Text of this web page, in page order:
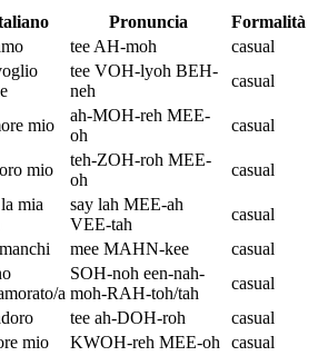
Pronuncia
Formalità
tee AH-moh
casual
tee VOH-lyoh BEH-
neh
casual
mio
ah-MOH-reh MEE-
oh
casual
mio
teh-ZOH-roh MEE-
oh
casual
mia
say lah MEE-ah
VEE-tah
casual
mee MAHN-kee
casual
a
SOH-noh een-nah-
moh-RAH-toh/tah
casual
tee ah-DOH-roh
casual
mio KWOH-reh MEE-oh
casual